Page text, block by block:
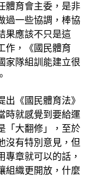
體育會主委，是非
過一些協調，棒協
果應該不只是這
作，《國民體育
家隊組訓能建立很
《國民體育法》
時就感覺到要給運
「大翻修」，至於
沒有特別意見，但
專章就可以的話，
組織更開放，什麼